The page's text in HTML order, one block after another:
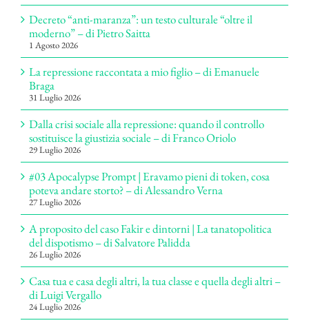
Decreto “anti-maranza”: un testo culturale “oltre il
moderno” – di Pietro Saitta
1 Agosto 2026
La repressione raccontata a mio figlio – di Emanuele
Braga
31 Luglio 2026
Dalla crisi sociale alla repressione: quando il controllo
sostituisce la giustizia sociale – di Franco Oriolo
29 Luglio 2026
#03 Apocalypse Prompt | Eravamo pieni di token, cosa
poteva andare storto? – di Alessandro Verna
27 Luglio 2026
A proposito del caso Fakir e dintorni | La tanatopolitica
del dispotismo – di Salvatore Palidda
26 Luglio 2026
Casa tua e casa degli altri, la tua classe e quella degli altri –
di Luigi Vergallo
24 Luglio 2026